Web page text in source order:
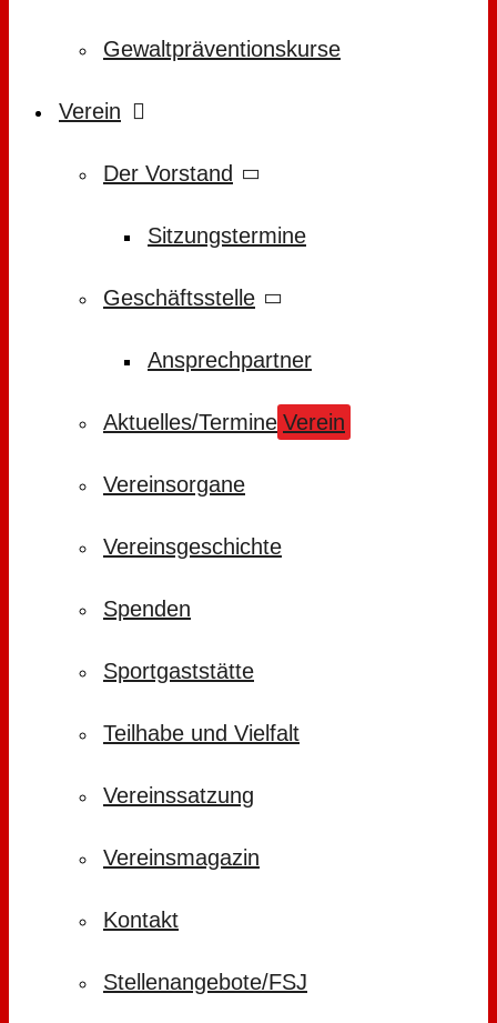
Gewaltpräventionskurse
Verein
Der Vorstand
Sitzungstermine
Geschäftsstelle
Ansprechpartner
Aktuelles/Termine Verein
Vereinsorgane
Vereinsgeschichte
Spenden
Sportgaststätte
Teilhabe und Vielfalt
Vereinssatzung
Vereinsmagazin
Kontakt
Stellenangebote/FSJ